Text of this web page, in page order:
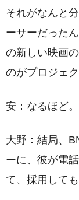
それがなんと
ーサーだった
の新しい映画
のがプロジェ
安：なるほど。
大野：結局、
ーに、彼が電
て、採用して